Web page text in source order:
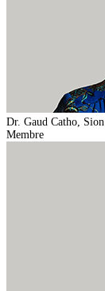
Dr. Gaud Catho, Sion
Membre